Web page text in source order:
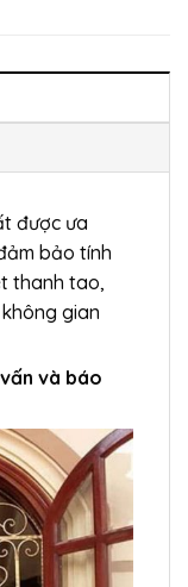
được ưa
bảo tính
thanh tao,
gian
và báo